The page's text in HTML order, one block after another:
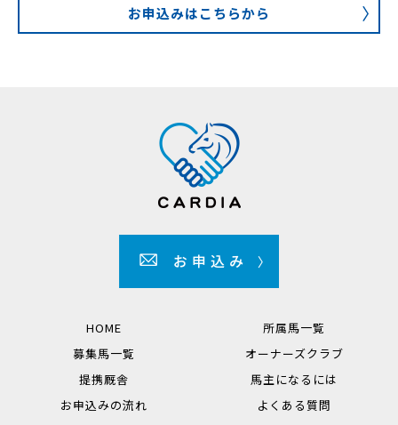
お申込みはこちらから
HOME
所属馬一覧
募集馬一覧
オーナーズクラブ
提携厩舎
馬主になるには
お申込みの流れ
よくある質問